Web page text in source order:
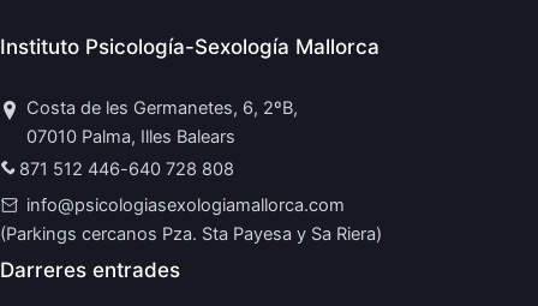
Instituto Psicología-Sexología Mallorca
Costa de les Germanetes, 6, 2ºB,
07010 Palma, Illes Balears
871 512 446-640 728 808
info@psicologiasexologiamallorca.com
(Parkings cercanos Pza. Sta Payesa y Sa Riera)
Darreres entrades